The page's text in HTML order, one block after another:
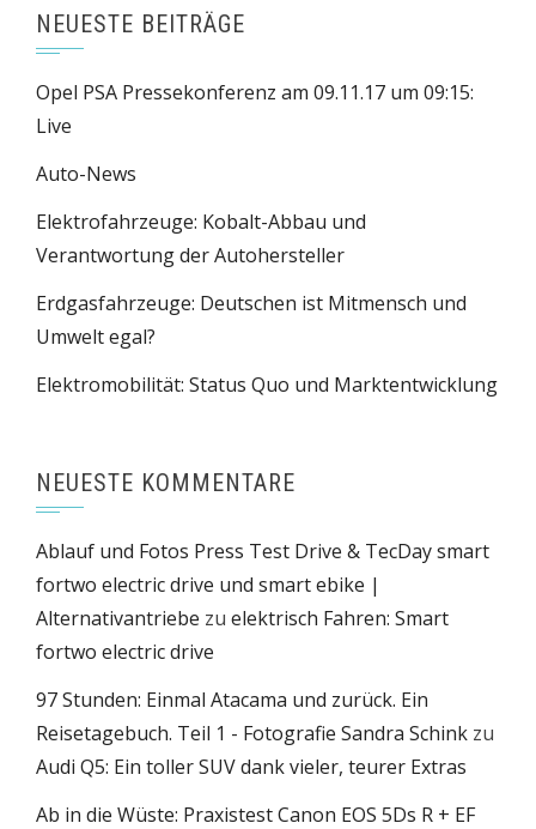
NEUESTE BEITRÄGE
Opel PSA Pressekonferenz am 09.11.17 um 09:15:
Live
Auto-News
Elektrofahrzeuge: Kobalt-Abbau und
Verantwortung der Autohersteller
Erdgasfahrzeuge: Deutschen ist Mitmensch und
Umwelt egal?
Elektromobilität: Status Quo und Marktentwicklung
NEUESTE KOMMENTARE
Ablauf und Fotos Press Test Drive & TecDay smart
fortwo electric drive und smart ebike |
Alternativantriebe zu elektrisch Fahren: Smart
fortwo electric drive
97 Stunden: Einmal Atacama und zurück. Ein
Reisetagebuch. Teil 1 - Fotografie Sandra Schink zu
Audi Q5: Ein toller SUV dank vieler, teurer Extras
Ab in die Wüste: Praxistest Canon EOS 5Ds R + EF